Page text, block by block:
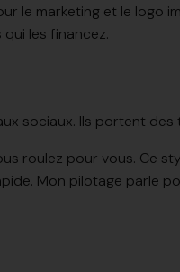
le marketing et le logo
qui les financez.
sociaux. Ils portent des
roulez pour vous. Ce
Mon pilotage parle